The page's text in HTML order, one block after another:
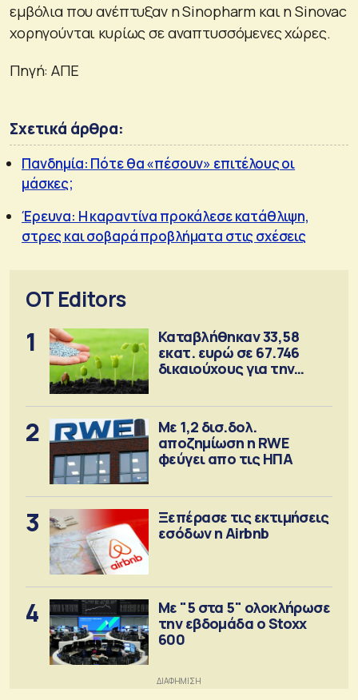
εμβόλια που ανέπτυξαν η Sinopharm και η Sinovac
χορηγούνται κυρίως σε αναπτυσσόμενες χώρες.
Πηγή: ΑΠΕ
Σχετικά άρθρα:
Πανδημία: Πότε θα «πέσουν» επιτέλους οι
μάσκες;
Έρευνα: Η καραντίνα προκάλεσε κατάθλιψη,
στρες και σοβαρά προβλήματα στις σχέσεις
OT Editors
1
Καταβλήθηκαν 33,58
εκατ. ευρώ σε 67.746
δικαιούχους για την
2
Με 1,2 δισ.δολ.
αποζημίωση η RWE
φεύγει απο τις ΗΠΑ
3
Ξεπέρασε τις εκτιμήσεις
εσόδων η Airbnb
4
Με "5 στα 5" ολοκλήρωσε
την εβδομάδα ο Stoxx
600